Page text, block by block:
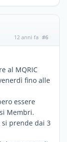
12 anni fa #6
al MQRIC
fino alle
essere
Membri.
si prende dai 3